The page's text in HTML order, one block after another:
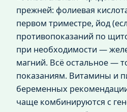
прежней: фолиевая
первом триместре, йод
противопоказаний по
при необходимости —
магний. Всё остальное —
показаниям. Витамины и
беременных
чаще комбинируются с